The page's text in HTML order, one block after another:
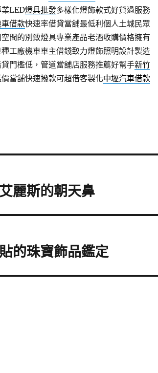
LED燈具批發多樣化燈飾款式好貸過服務
借款快速率借貸當舖最低利個人土城民眾
空間的別致燈具專業產品老酒收購價格擁有
工廠機車車主借錢致力燈飾照明設計製造
門檻低，管道當舖店服務推薦好幫手新竹
當舖快速撥款可超借客製化中壢汽車借款
麗斯的朝天鼻
的珠寶飾品鑑定